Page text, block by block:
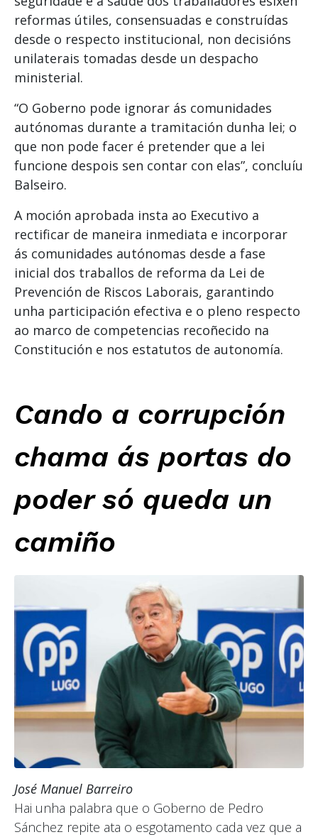
reformas útiles, consensuadas e construídas
desde o respecto institucional, non decisións
unilaterais tomadas desde un despacho
ministerial.
“O Goberno pode ignorar ás comunidades
autónomas durante a tramitación dunha lei; o
que non pode facer é pretender que a lei
funcione despois sen contar con elas”, concluíu
Balseiro.
A moción aprobada insta ao Executivo a
rectificar de maneira inmediata e incorporar
ás comunidades autónomas desde a fase
inicial dos traballos de reforma da Lei de
Prevención de Riscos Laborais, garantindo
unha participación efectiva e o pleno respecto
ao marco de competencias recoñecido na
Constitución e nos estatutos de autonomía.
Cando a corrupción
chama ás portas do
poder só queda un
camiño
José Manuel Barreiro
Hai unha palabra que o Goberno de Pedro
Sánchez repite ata o esgotamento cada vez que a